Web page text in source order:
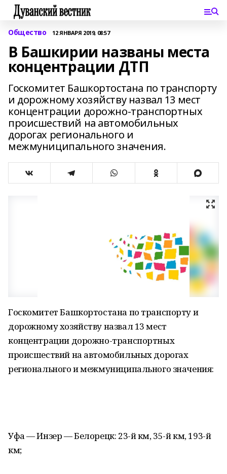
Общество 12 ЯНВАРЯ 2019, 08:57
В Башкирии названы места
концентрации ДТП
Госкомитет Башкортостана по транспорту
и дорожному хозяйству назвал 13 мест
концентрации дорожно-транспортных
происшествий на автомобильных
дорогах регионального и
межмуниципального значения.
Госкомитет Башкортостана по транспорту и
дорожному хозяйству назвал 13 мест
концентрации дорожно-транспортных
происшествий на автомобильных дорогах
регионального и межмуниципального значения:
Уфа — Инзер — Белорецк: 23-й км, 35-й км, 193-й
км;